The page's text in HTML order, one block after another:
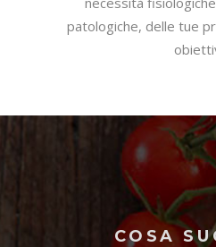
patologiche, delle tue
COSA